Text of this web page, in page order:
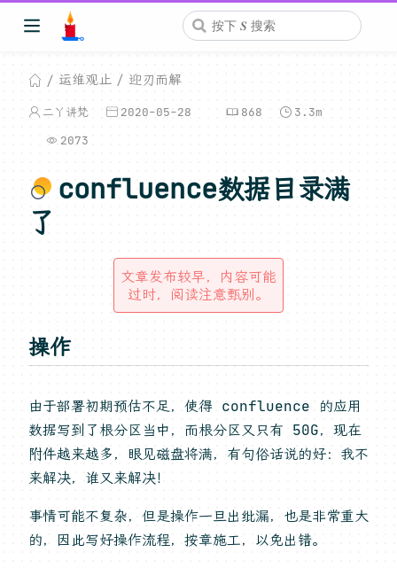
运维观止 迎刃而解
二丫讲梵 2020-05-28 868 3.3m
2073
confluence数据目录满
了
文章发布较早，内容可能
过时，阅读注意甄别。
操作
由于部署初期预估不足，使得 confluence 的应用
数据写到了根分区当中，而根分区又只有 50G，现在
附件越来越多，眼见磁盘将满，有句俗话说的好：我不
来解决，谁又来解决！
事情可能不复杂，但是操作一旦出纰漏，也是非常重大
的，因此写好操作流程，按章施工，以免出错。